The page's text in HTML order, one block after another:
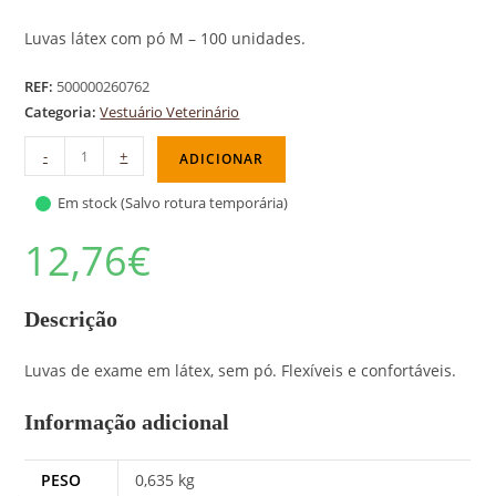
Luvas látex com pó M – 100 unidades.
REF: 500000260762
Categoria:Vestuário Veterinário
- + ADICIONAR
Em stock (Salvo rotura temporária)
12,76€
Descrição
Luvas de exame em látex, sem pó. Flexíveis e confortáveis.
Informação adicional
PESO
0,635 kg